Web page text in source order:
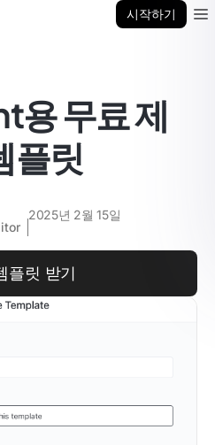
시작하기
용 무료 제
플릿
2025년 2월 15일
플릿 받기